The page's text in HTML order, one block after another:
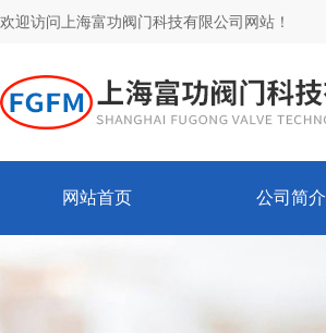
欢迎访问上海富功阀门科技有限公司网站！
网站首页 公司简介